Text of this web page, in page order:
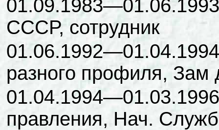
СССР, сотрудник
разного профиля, Зам
правления, Нач.